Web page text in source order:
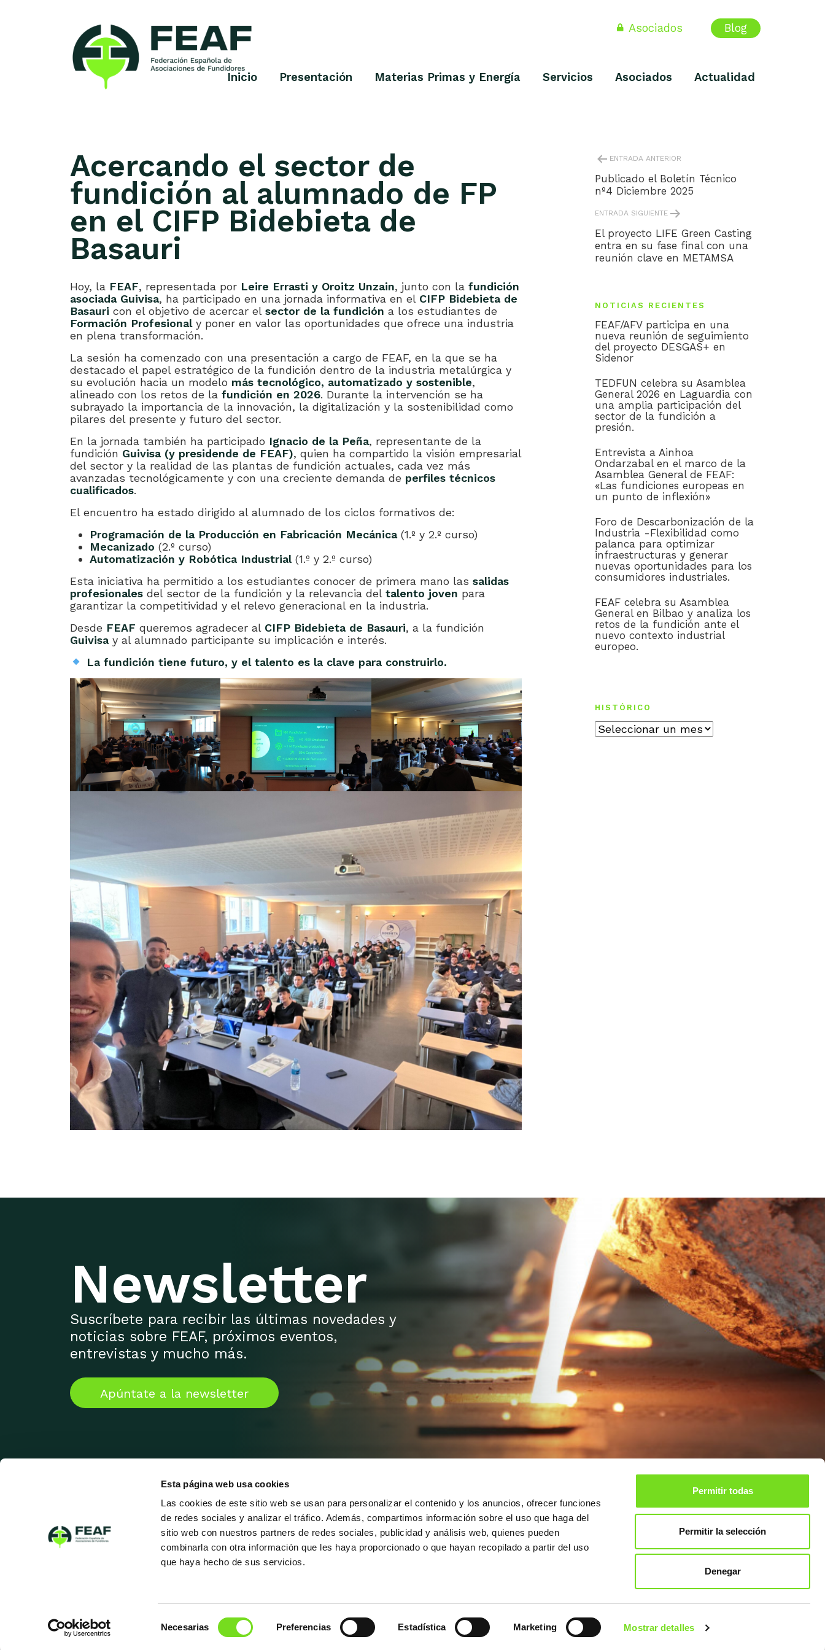
Esta página web usa cookies
Las cookies de este sitio web se usan para personalizar el contenido y los anuncios, ofrecer funciones
de redes sociales y analizar el tráfico. Además, compartimos información sobre el uso que haga del
sitio web con nuestros partners de redes sociales, publicidad y análisis web, quienes pueden
combinarla con otra información que les haya proporcionado o que hayan recopilado a partir del uso
que haya hecho de sus servicios.
Necesarias Preferencias Estadística Marketing Mostrar detalles
Permitir todas
Permitir la selección
Denegar
Fundidores
Asociados Blog
Inicio Presentación Materias Primas y Energía Servicios Asociados Actualidad
Acercando el sector de
fundición al alumnado de FP
en el CIFP Bidebieta de
Basauri
Hoy, la FEAF, representada por Leire Errasti y Oroitz Unzain, junto con la fundición
asociada Guivisa, ha participado en una jornada informativa en el CIFP Bidebieta de
Basauri con el objetivo de acercar el sector de la fundición a los estudiantes de
Formación Profesionaly poner en valor las oportunidades que ofrece una industria
en plena transformación.
La sesión ha comenzado con una presentación a cargo de FEAF, en la que se ha
destacado el papel estratégico de la fundición dentro de la industria metalúrgica y
su evolución hacia un modelo más tecnológico, automatizado y sostenible,
alineado con los retos de la fundición en 2026. Durante la intervención se ha
subrayado la importancia de la innovación, la digitalización y la sostenibilidad como
pilares del presente y futuro del sector.
En la jornada también ha participado Ignacio de la Peña, representante de la
fundición Guivisa (y presidende de FEAF), quien ha compartido la visión empresarial
del sector y la realidad de las plantas de fundición actuales, cada vez más
avanzadas tecnológicamente y con una creciente demanda de perfiles técnicos
cualificados.
El encuentro ha estado dirigido al alumnado de los ciclos formativos de:
Programación de la Producción en Fabricación Mecánica(1.º y 2.º curso)
Mecanizado (2.º curso)
Automatización y Robótica Industrial(1.º y 2.º curso)
Esta iniciativa ha permitido a los estudiantes conocer de primera mano las salidas
profesionales del sector de la fundición y la relevancia del talento joven para
garantizar la competitividad y el relevo generacional en la industria.
Desde FEAF queremos agradecer al CIFP Bidebieta de Basauri, a la fundición
Guivisay al alumnado participante su implicación e interés.
La fundición tiene futuro, y el talento es la clave para construirlo.
NAVEGACIÓN
DE
ENTRADAS
ENTRADA ANTERIOR
Publicado el Boletín Técnico
nº4 Diciembre 2025
ENTRADA SIGUIENTE
El proyecto LIFE Green Casting
entra en su fase final con una
reunión clave en METAMSA
NOTICIAS RECIENTES
FEAF/AFV participa en una
nueva reunión de seguimiento
del proyecto DESGAS+ en
Sidenor
TEDFUN celebra su Asamblea
General 2026 en Laguardia con
una amplia participación del
sector de la fundición a
presión.
Entrevista a Ainhoa
Ondarzabal en el marco de la
Asamblea General de FEAF:
«Las fundiciones europeas en
un punto de inflexión»
Foro de Descarbonización de la
Industria -Flexibilidad como
palanca para optimizar
infraestructuras y generar
nuevas oportunidades para los
consumidores industriales.
FEAF celebra su Asamblea
General en Bilbao y analiza los
retos de la fundición ante el
nuevo contexto industrial
europeo.
HISTÓRICO
Histórico
Newsletter
Suscríbete para recibir las últimas novedades y
noticias sobre FEAF, próximos eventos,
entrevistas y mucho más.
Apúntate a la newsletter
Alameda Urquijo, 33 – 1D
48008 Bilbao (Bizkaia)
(+34) 944 700 707
info@feaf.es
Asociados
LinkedIn